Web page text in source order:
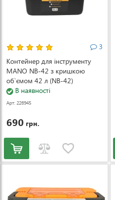
3
Контейнер для інструменту
MANO NB-42 з кришкою
об`ємом 42 л (NB-42)
В наявності
Арт: 226945
690 грн.